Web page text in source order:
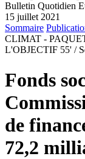
Bulletin Quotidien
15 juillet 2021
Sommaire
CLIMAT -
L'OBJECTIF 55' /
Fonds
de
72,2